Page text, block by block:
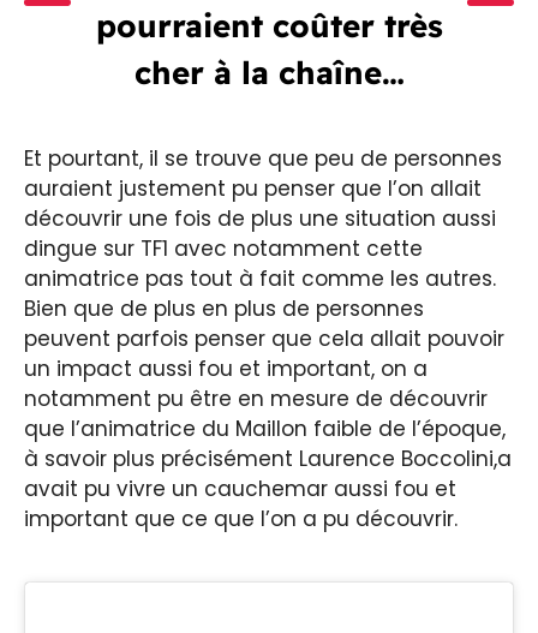
pourraient coûter très
cher à la chaîne…
Et pourtant, il se trouve que peu de personnes
auraient justement pu penser que l’on allait
découvrir une fois de plus une situation aussi
dingue sur TF1 avec notamment cette
animatrice pas tout à fait comme les autres.
Bien que de plus en plus de personnes
peuvent parfois penser que cela allait pouvoir
un impact aussi fou et important, on a
notamment pu être en mesure de découvrir
que l’animatrice du Maillon faible de l’époque,
à savoir plus précisément Laurence Boccolini,a
avait pu vivre un cauchemar aussi fou et
important que ce que l’on a pu découvrir.